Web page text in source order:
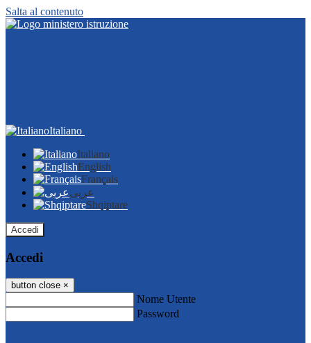
Salta al contenuto
Italiano
Italiano
English
Français
عربى
Shqiptare
Accedi
Accedi
button close ×
Nome Utente
Password